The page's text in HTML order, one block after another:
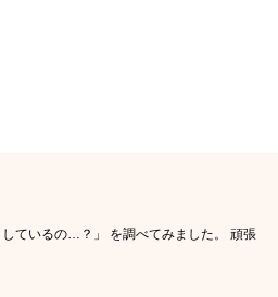
しているの…？」 を調べてみました。 頑張